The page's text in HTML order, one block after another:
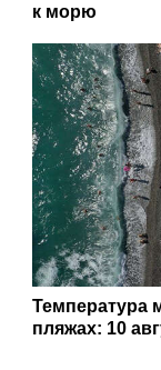
к морю
Температура
пляжах: 10